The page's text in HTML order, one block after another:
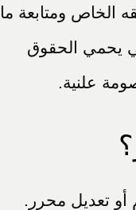
الخاص ومتابعة ما
يحمي الحقوق
علنية.
أو تعديل محرر.